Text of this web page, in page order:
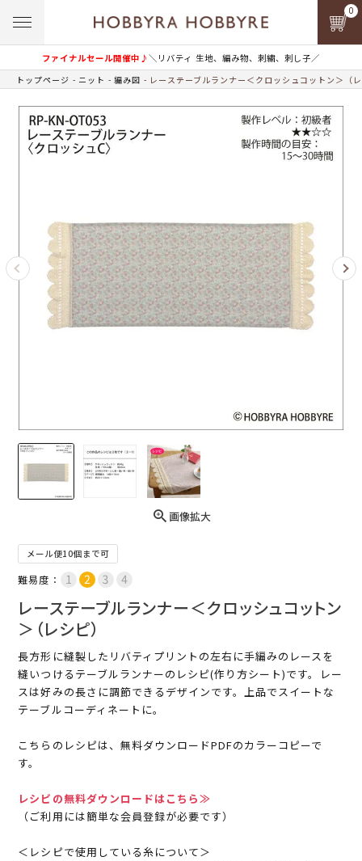
ファイナルセール開催中♪＼リバティ 生地、編み物、刺繍、刺し子／
0
トップページ ニット 編み図 レーステーブルランナー＜クロッシュコットン＞（
画像拡大
メール便10個まで可
難易度：
レーステーブルランナー＜クロッシュコットン
＞（レシピ）
長方形に縫製したリバティプリントの左右に手編みのレースを
縫いつけるテーブルランナーのレシピ(作り方シート)です。レー
スは好みの長さに調節できるデザインです。上品でスイートな
テーブルコーディネートに。
こちらのレシピは、無料ダウンロードPDFのカラーコピーで
す。
レシピの無料ダウンロードはこちら≫
（ご利用には簡単な会員登録が必要です）
＜レシピで使用している糸について＞